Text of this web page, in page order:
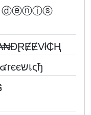
кгคร๏שรкเן ๔єภเร คภ๔гєєשเςђ